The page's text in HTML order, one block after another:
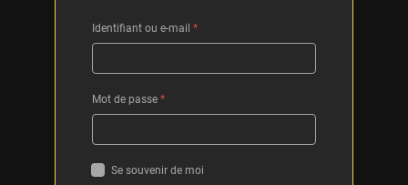
Identifiant ou e-mail *
Mot de passe *
Se souvenir de moi